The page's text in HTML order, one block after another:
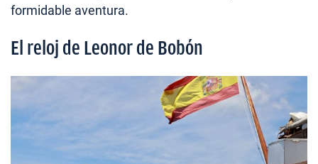
formidable aventura.
El reloj de Leonor de Bobón